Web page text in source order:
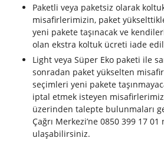
Paketli veya paketsiz olarak
misafirlerimizin, paket
yeni pakete taşınacak ve
olan ekstra koltuk ücreti iade
Light veya Süper Eko paketi ile
sonradan paket yükselten
seçimleri yeni pakete
iptal etmek isteyen
üzerinden talepte bulunmaları
Çağrı Merkezi’ne 0850 399 17
ulaşabilirsiniz.